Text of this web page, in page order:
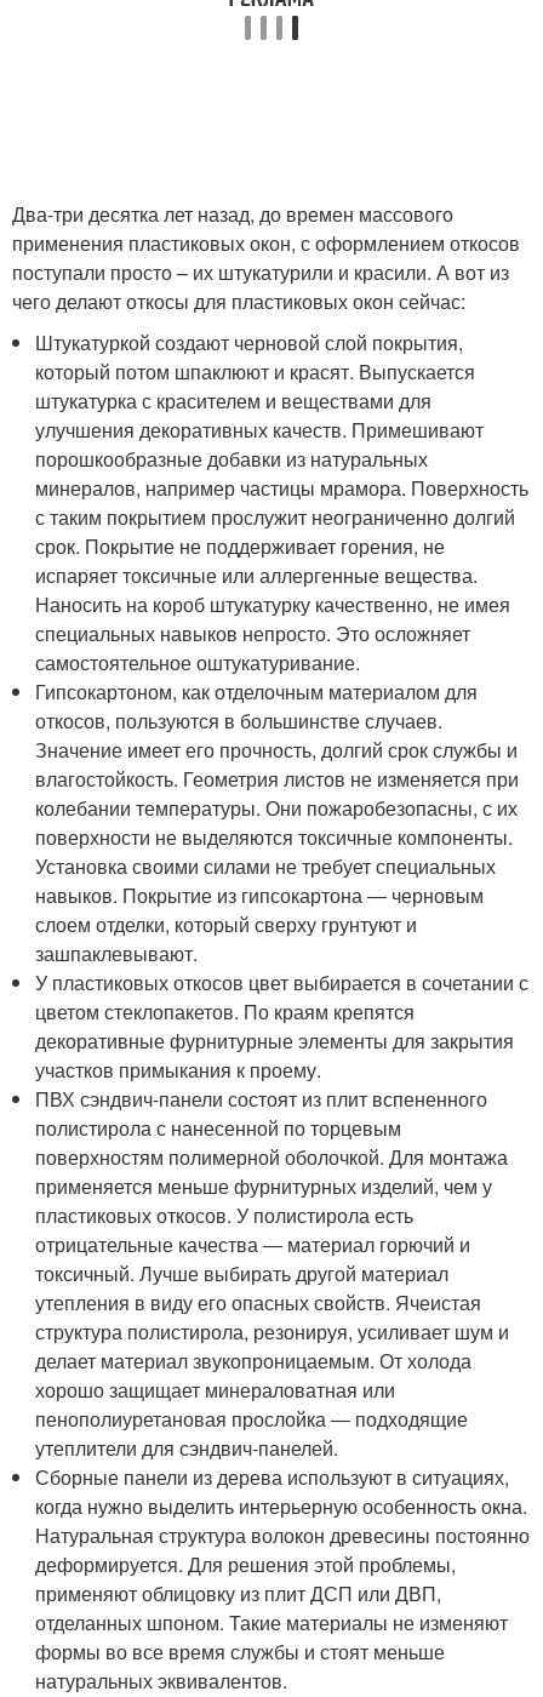
Два-три десятка лет назад, до времен массового
применения пластиковых окон, с оформлением откосов
поступали просто – их штукатурили и красили. А вот из
чего делают откосы для пластиковых окон сейчас:
Штукатуркой создают черновой слой покрытия,
который потом шпаклюют и красят. Выпускается
штукатурка с красителем и веществами для
улучшения декоративных качеств. Примешивают
порошкообразные добавки из натуральных
минералов, например частицы мрамора. Поверхность
с таким покрытием прослужит неограниченно долгий
срок. Покрытие не поддерживает горения, не
испаряет токсичные или аллергенные вещества.
Наносить на короб штукатурку качественно, не имея
специальных навыков непросто. Это осложняет
самостоятельное оштукатуривание.
Гипсокартоном, как отделочным материалом для
откосов, пользуются в большинстве случаев.
Значение имеет его прочность, долгий срок службы и
влагостойкость. Геометрия листов не изменяется при
колебании температуры. Они пожаробезопасны, с их
поверхности не выделяются токсичные компоненты.
Установка своими силами не требует специальных
навыков. Покрытие из гипсокартона ― черновым
слоем отделки, который сверху грунтуют и
зашпаклевывают.
У пластиковых откосов цвет выбирается в сочетании с
цветом стеклопакетов. По краям крепятся
декоративные фурнитурные элементы для закрытия
участков примыкания к проему.
ПВХ сэндвич-панели состоят из плит вспененного
полистирола с нанесенной по торцевым
поверхностям полимерной оболочкой. Для монтажа
применяется меньше фурнитурных изделий, чем у
пластиковых откосов. У полистирола есть
отрицательные качества ― материал горючий и
токсичный. Лучше выбирать другой материал
утепления в виду его опасных свойств. Ячеистая
структура полистирола, резонируя, усиливает шум и
делает материал звукопроницаемым. От холода
хорошо защищает минераловатная или
пенополиуретановая прослойка ― подходящие
утеплители для сэндвич-панелей.
Сборные панели из дерева используют в ситуациях,
когда нужно выделить интерьерную особенность окна.
Натуральная структура волокон древесины постоянно
деформируется. Для решения этой проблемы,
применяют облицовку из плит ДСП или ДВП,
отделанных шпоном. Такие материалы не изменяют
формы во все время службы и стоят меньше
натуральных эквивалентов.